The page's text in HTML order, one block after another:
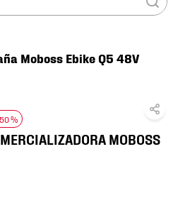
Moboss Ebike Q5 48V
50 %